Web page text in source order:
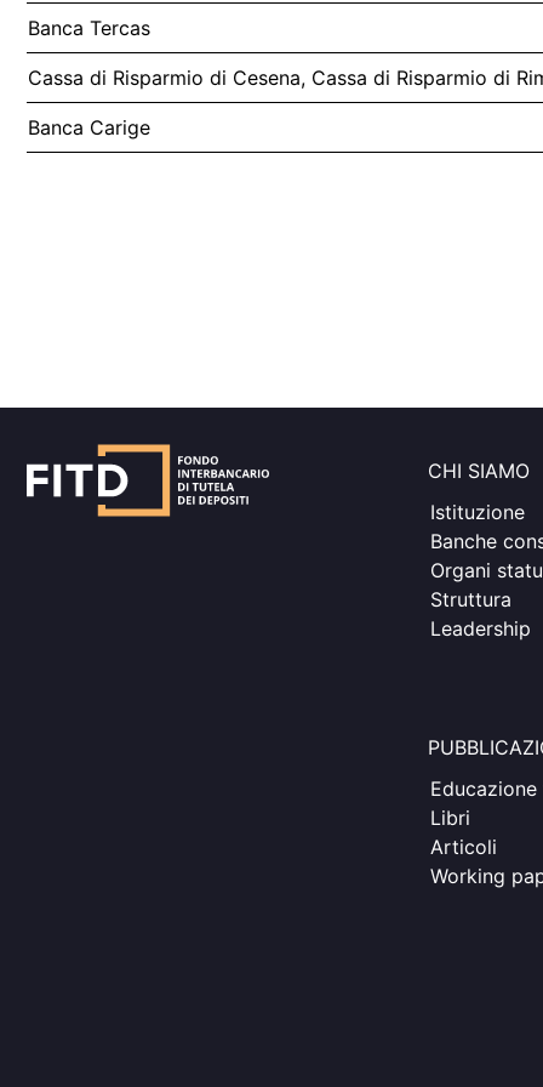
Banca Tercas
Cassa di Risparmio di Cesena, Cassa di Risparmio di
Banca Carige
CHI SIAMO
Istituzione
Banche
Organi
Struttura
Leadership
Libri
Articoli
Working